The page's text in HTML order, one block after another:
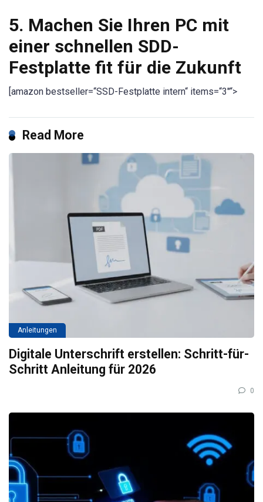
5. Machen Sie Ihren PC mit
einer schnellen SDD-
Festplatte fit für die Zukunft
[amazon bestseller=“SSD-Festplatte intern“ items=“3″“>
Read More
Anleitungen
Digitale Unterschrift erstellen: Schritt-für-
Schritt Anleitung für 2026
0